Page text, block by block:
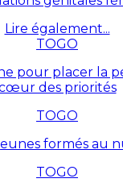
Lire également...
TOGO
pour placer la
des priorités
TOGO
formés au
TOGO